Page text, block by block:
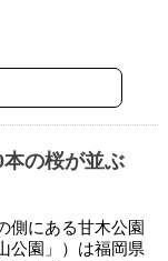
の桜が並ぶ
側にある甘木公園
公園」）は福岡県